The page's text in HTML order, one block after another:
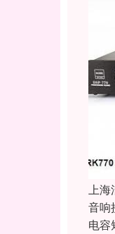
上海
音响
电容